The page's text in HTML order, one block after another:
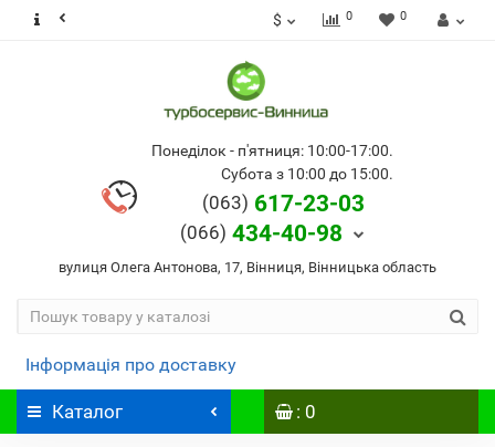
$ 0 0
Понеділок - п'ятниця: 10:00-17:00.
Субота з 10:00 до 15:00.
(063) 617-23-03
(066) 434-40-98
вулиця Олега Антонова, 17, Вінниця, Вінницька область
Інформація про доставку
Каталог : 0